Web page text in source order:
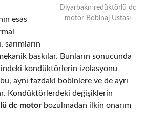
Diyarbakır redüktörlü dc
motor Bobinaj Ustası
esas
sarımların
baskılar. Bunların sonucunda
kondüktörlerin izolasyonu
aynı fazdaki bobinlere ve de ayrı
Kondüktörlerdeki değişiklerin
dc motor bozulmadan ilkin onarım